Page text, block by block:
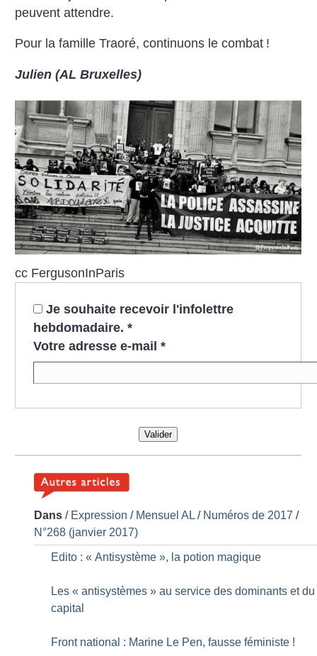
peuvent attendre.
Pour la famille Traoré, continuons le combat !
Julien (AL Bruxelles)
cc FergusonInParis
Je souhaite recevoir l'infolettre
hebdomadaire. *
Votre adresse e-mail *
Valider
Dans / Expression / Mensuel AL / Numéros de 2017 /
N°268 (janvier 2017)
Edito : « Antisystème », la potion magique
Les « antisystèmes » au service des dominants et du
capital
Front national : Marine Le Pen, fausse féministe !